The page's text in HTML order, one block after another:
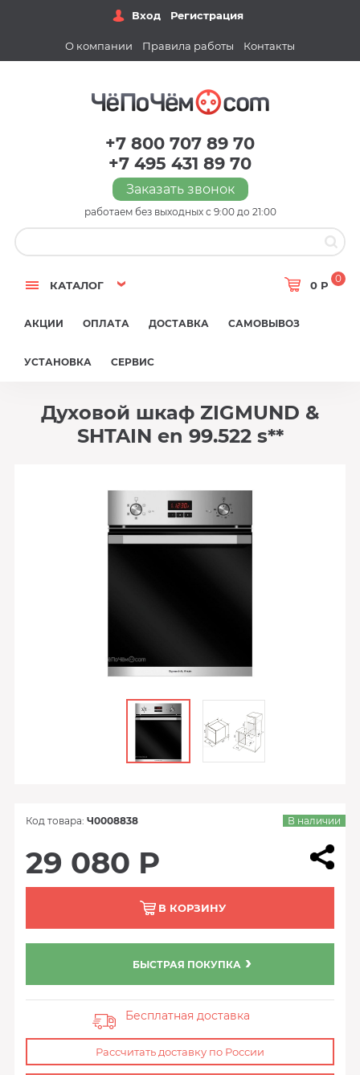
Вход Регистрация
О компании Правила работы Контакты
+7 800 707 89 70
+7 495 431 89 70
Заказать звонок
работаем без выходных с 9:00 до 21:00
КАТАЛОГ 0 Р
0
АКЦИИ ОПЛАТА ДОСТАВКА САМОВЫВОЗ
УСТАНОВКА СЕРВИС
Духовой шкаф ZIGMUND &
SHTAIN en 99.522 s**
Код товара: Ч0008838 В наличии
29 080 Р
В КОРЗИНУ
БЫСТРАЯ ПОКУПКА
Бесплатная доставка
Рассчитать доставку по России